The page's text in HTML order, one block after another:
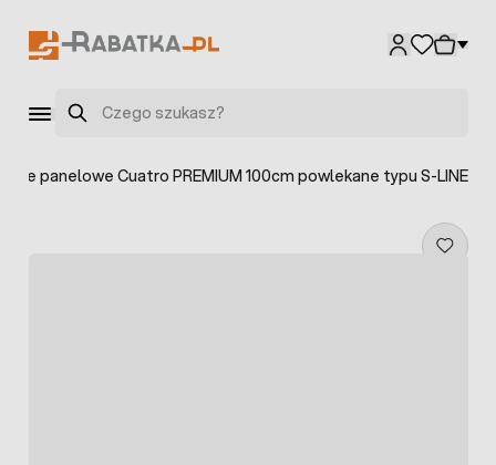
Szukaj
panelowe Cuatro PREMIUM 100cm powlekane typu S-LINE